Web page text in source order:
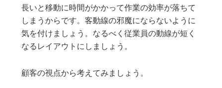
長いと移動に時間がかかって作業の効率が落ちて
しまうからです。客動線の邪魔にならないように
気を付けましょう。なるべく従業員の動線が短く
なるレイアウトにしましょう。
顧客の視点から考えてみましょう。